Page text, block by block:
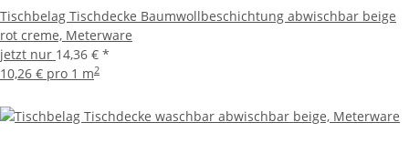
Tischbelag Tischdecke Baumwollbeschichtung abwischbar beige
rot creme, Meterware
jetzt nur 14,36 € *
10,26 € pro 1 m2